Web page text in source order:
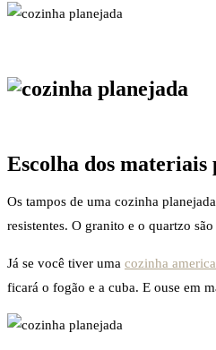
Escolha dos materiais
Os tampos de uma cozinha
resistentes. O granito e o quartzo
Já se você tiver uma cozinha
ficará o fogão e a cuba. E ouse em